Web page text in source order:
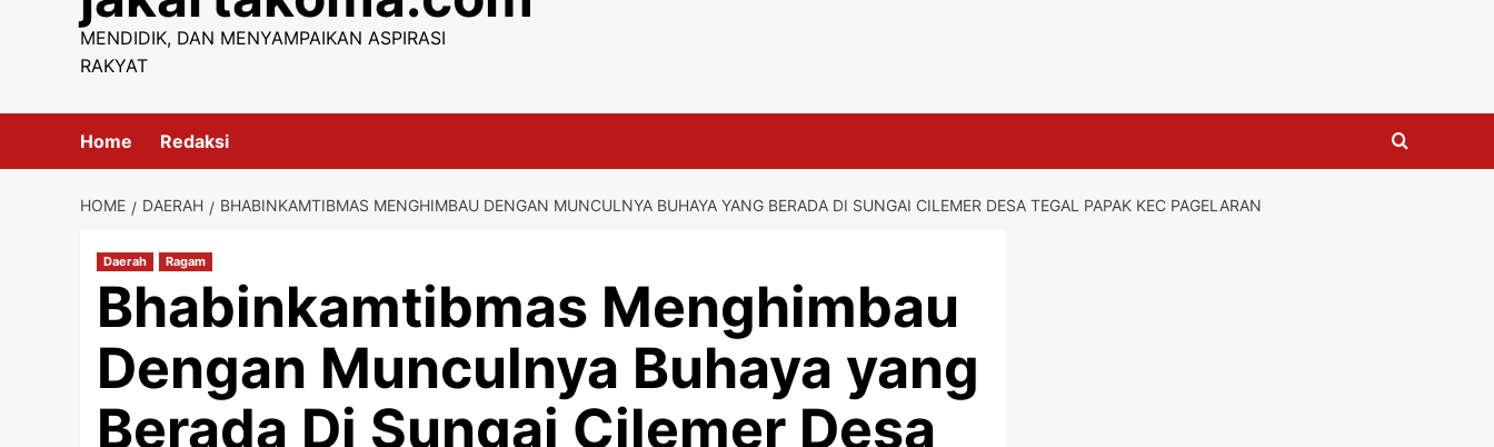
MENDIDIK, DAN MENYAMPAIKAN ASPIRASI
RAKYAT
Home Redaksi
HOME DAERAH BHABINKAMTIBMAS MENGHIMBAU DENGAN MUNCULNYA BUHAYA YANG BERADA DI SUNGAI CILEMER DESA TEGAL PAPAK KEC PAGELARAN
Daerah Ragam
Bhabinkamtibmas Menghimbau
Dengan Munculnya Buhaya yang
Berada Di Sungai Cilemer Desa